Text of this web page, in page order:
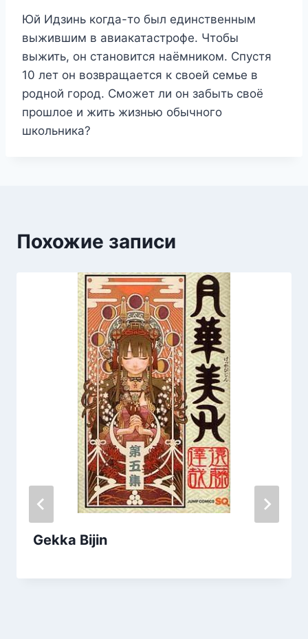
Юй Идзинь когда-то был единственным
выжившим в авиакатастрофе. Чтобы
выжить, он становится наёмником. Спустя
10 лет он возвращается к своей семье в
родной город. Сможет ли он забыть своё
прошлое и жить жизнью обычного
школьника?
Похожие записи
Gekka Bijin